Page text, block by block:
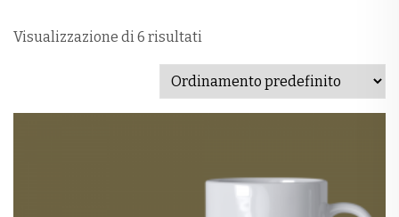
Visualizzazione di 6 risultati